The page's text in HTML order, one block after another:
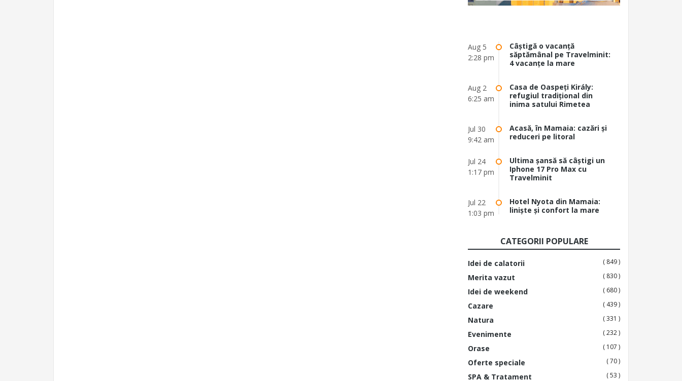
Aug 5
2:28 pm
Câștigă o vacanță
săptămânal pe Travelminit:
4 vacanțe la mare
Aug 2
6:25 am
Casa de Oaspeți Király:
refugiul tradițional din
inima satului Rimetea
Jul 30
9:42 am
Acasă, în Mamaia: cazări și
reduceri pe litoral
Jul 24
1:17 pm
Ultima șansă să câștigi un
Iphone 17 Pro Max cu
Travelminit
Jul 22
1:03 pm
Hotel Nyota din Mamaia:
liniște și confort la mare
CATEGORII POPULARE
Idei de calatorii ( 849 )
Merita vazut ( 830 )
Idei de weekend ( 680 )
Cazare ( 439 )
Natura ( 331 )
Evenimente ( 232 )
Orase ( 107 )
Oferte speciale ( 70 )
SPA & Tratament ( 53 )